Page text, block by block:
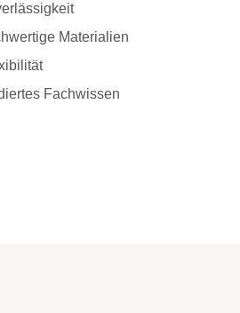
Materialien
Fachwissen